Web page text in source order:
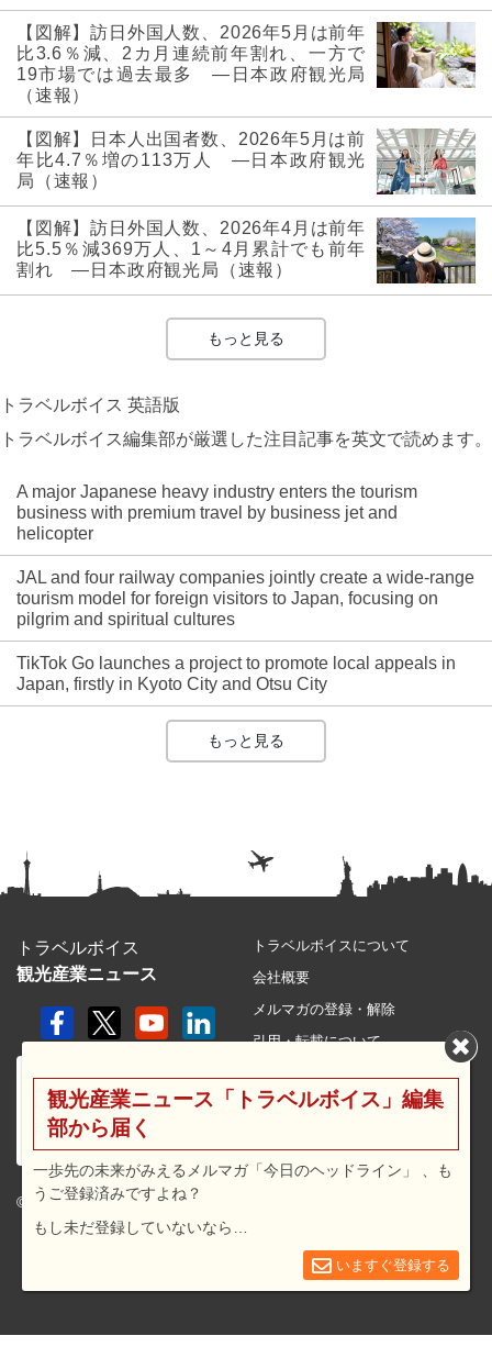
【図解】訪日外国人数、2026年5月は前年
比3.6％減、2カ月連続前年割れ、一方で
19市場では過去最多 ―日本政府観光局
（速報）
【図解】日本人出国者数、2026年5月は前
年比4.7％増の113万人 ―日本政府観光
局（速報）
【図解】訪日外国人数、2026年4月は前年
比5.5％減369万人、1～4月累計でも前年
割れ ―日本政府観光局（速報）
もっと見る
トラベルボイス 英語版
トラベルボイス編集部が厳選した注目記事を英文で読めます。
A major Japanese heavy industry enters the tourism
business with premium travel by business jet and
helicopter
JAL and four railway companies jointly create a wide-range
tourism model for foreign visitors to Japan, focusing on
pilgrim and spiritual cultures
TikTok Go launches a project to promote local appeals in
Japan, firstly in Kyoto City and Otsu City
もっと見る
トラベルボイス
観光産業ニュース
© 2026 travel voice.
トラベルボイスについて
会社概要
メルマガの登録・解除
引用・転載について
利用規約
広告メニュー・料金
観光産業ニュース「トラベルボイス」編集
部から届く
一歩先の未来がみえるメルマガ「今日のヘッドライン」 、も
うご登録済みですよね？
もし未だ登録していないなら…
いますぐ登録する